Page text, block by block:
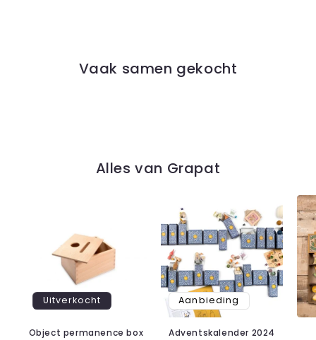
Vaak samen gekocht
Alles van Grapat
Uitverkocht
Object permanence box
Aanbieding
Adventskalender 2024